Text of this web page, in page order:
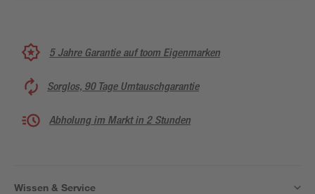
5 Jahre Garantie auf toom Eigenmarken
Sorglos, 90 Tage Umtauschgarantie
Abholung im Markt in 2 Stunden
Wissen & Service